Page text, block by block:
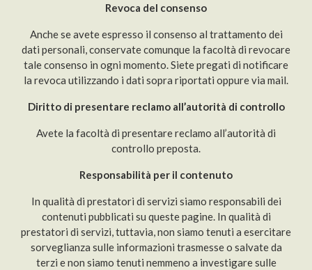
Revoca del consenso
Anche se avete espresso il consenso al trattamento dei
dati personali, conservate comunque la facoltà di revocare
tale consenso in ogni momento. Siete pregati di notificare
la revoca utilizzando i dati sopra riportati oppure via mail.
Diritto di presentare reclamo all’autorità di controllo
Avete la facoltà di presentare reclamo all’autorità di
controllo preposta.
Responsabilità per il contenuto
In qualità di prestatori di servizi siamo responsabili dei
contenuti pubblicati su queste pagine. In qualità di
prestatori di servizi, tuttavia, non siamo tenuti a esercitare
sorveglianza sulle informazioni trasmesse o salvate da
terzi e non siamo tenuti nemmeno a investigare sulle